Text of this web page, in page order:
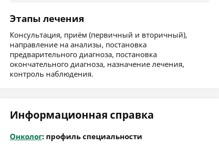
Этапы лечения
Консультация, приём (первичный и вторичный),
направление на анализы, постановка
предварительного диагноза, постановка
окончательного диагноза, назначение лечения,
контроль наблюдения.
Информационная справка
Онколог: профиль специальности